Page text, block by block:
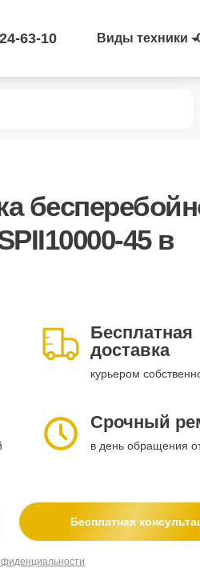
63-10 Виды техники
45в
Бесплатная
доставка
курьером
Срочный
в день обращения
Бесплатная